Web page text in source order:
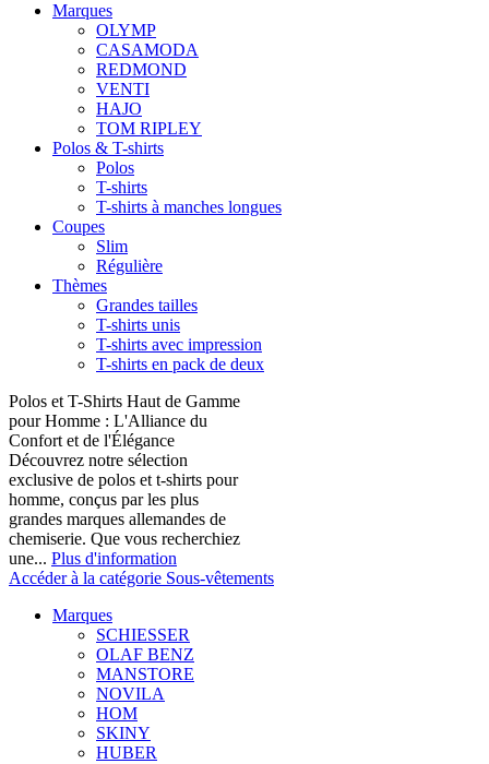
Marques
OLYMP
CASAMODA
REDMOND
VENTI
HAJO
TOM RIPLEY
Polos & T-shirts
Polos
T-shirts
T-shirts à manches longues
Coupes
Slim
Régulière
Thèmes
Grandes tailles
T-shirts unis
T-shirts avec impression
T-shirts en pack de deux
Polos et T-Shirts Haut de Gamme
pour Homme : L'Alliance du
Confort et de l'Élégance
Découvrez notre sélection
exclusive de polos et t-shirts pour
homme, conçus par les plus
grandes marques allemandes de
chemiserie. Que vous recherchiez
une... Plus d'information
Accéder à la catégorie Sous-vêtements
Marques
SCHIESSER
OLAF BENZ
MANSTORE
NOVILA
HOM
SKINY
HUBER